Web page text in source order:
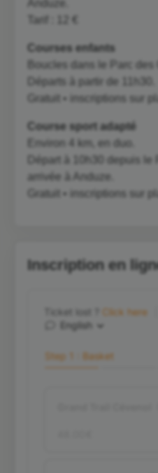
Tarif : 12 €
Courses enfants
Boucles dans le Parc des
Départs à partir de 11h30.
Gratuit • inscriptions sur
Course sport adapté
Environ 4 km, en duo.
Départ à 10h30 depuis le
arrivée à Anduze.
Gratuit • inscriptions sur
Inscription en